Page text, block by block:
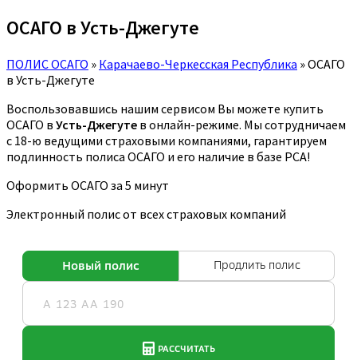
ОСАГО в Усть-Джегуте
ПОЛИС ОСАГО » Карачаево-Черкесская Республика »ОСАГО
в Усть-Джегуте
Воспользовавшись нашим сервисом Вы можете купить
ОСАГО в Усть-Джегуте в онлайн-режиме. Мы сотрудничаем
с 18-ю ведущими страховыми компаниями, гарантируем
подлинность полиса ОСАГО и его наличие в базе РСА!
Оформить ОСАГО за 5 минут
Электронный полис от всех страховых компаний